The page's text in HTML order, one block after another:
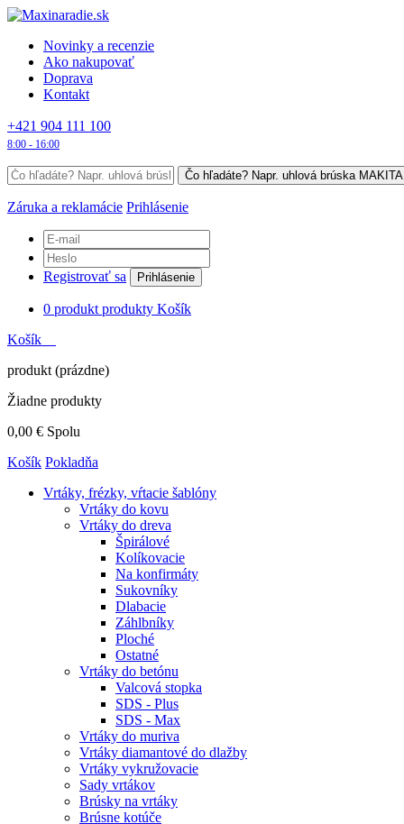
Novinky a recenzie
Ako nakupovať
Doprava
Kontakt
+421 904 111 100
8:00 - 16:00
Záruka a reklamácie Prihlásenie
Registrovať sa Prihlásenie
0 produkt produkty Košík
Košík
produkt (prázdne)
Žiadne produkty
0,00 € Spolu
Košík Pokladňa
Vrtáky, frézky, vŕtacie šablóny
Vrtáky do kovu
Vrtáky do dreva
Špirálové
Kolíkovacie
Na konfirmáty
Sukovníky
Dlabacie
Záhlbníky
Ploché
Ostatné
Vrtáky do betónu
Valcová stopka
SDS - Plus
SDS - Max
Vrtáky do muriva
Vrtáky diamantové do dlažby
Vrtáky vykružovacie
Sady vrtákov
Brúsky na vrtáky
Brúsne kotúče